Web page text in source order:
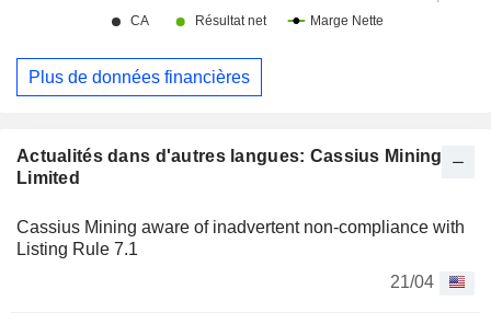
Actualités dans d'autres langues: Cassius Mining
Limited
Cassius Mining aware of inadvertent non-compliance with
Listing Rule 7.1
21/04
Plus de données financières